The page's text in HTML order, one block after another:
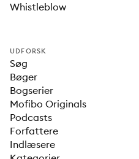
Whistleblow
UDFORSK
Søg
Bøger
Bogserier
Mofibo Originals
Podcasts
Forfattere
Indlæsere